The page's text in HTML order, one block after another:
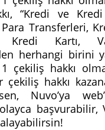
“Kredi ve
Transferleri,
Kredi Kartı,
herhangi birini
çekiliş hakkı
çekiliş hakkı
Nuvo’ya
başvurabilir,